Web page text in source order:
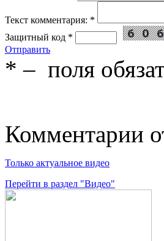
Текст комментария: *
Защитный код *
Отправить
* – поля
Комментарии
Только актуальное видео
Перейти в раздел "Видео"